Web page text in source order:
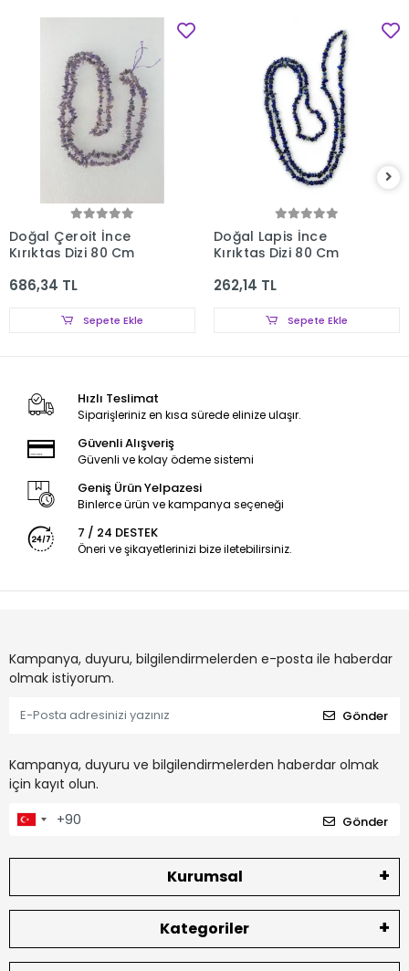
Doğal Çeroit İnce
Kırıktaş Dizi 80 Cm
686,34 TL
Sepete Ekle
Doğal Lapis İnce
Kırıktaş Dizi 80 Cm
262,14 TL
Sepete Ekle
Hızlı Teslimat
Siparişleriniz en kısa sürede elinize ulaşır.
Güvenli Alışveriş
Güvenli ve kolay ödeme sistemi
Geniş Ürün Yelpazesi
Binlerce ürün ve kampanya seçeneği
7 / 24 DESTEK
Öneri ve şikayetlerinizi bize iletebilirsiniz.
Kampanya, duyuru, bilgilendirmelerden e-posta ile haberdar
olmak istiyorum.
Gönder
Kampanya, duyuru ve bilgilendirmelerden haberdar olmak
için kayıt olun.
Gönder
Kurumsal
Kategoriler